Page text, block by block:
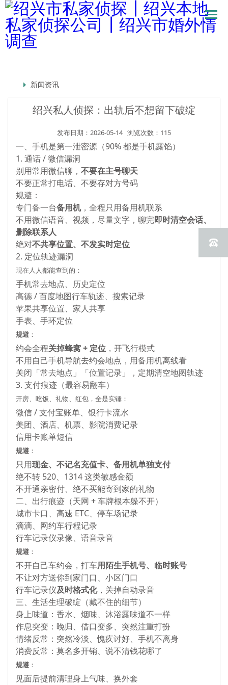
新闻资讯
绍兴私人侦探：出轨后不想留下破绽
发布日期：2026-05-14 浏览次数：115
一、手机是第一泄密源（90% 都是手机露馅）
1. 通话 / 微信漏洞
别用常用微信聊， 不要在主号聊天
不要正常打电话、不要存对方号码
规避：
专门备一台备用机，全程只用备用机联系
不用微信语音、视频，尽量文字，聊完即时清空会话、
删除联系人
绝对不共享位置、不发实时定位
2. 定位轨迹漏洞
现在人人都能查到的：
手机常去地点、历史定位
高德 / 百度地图行车轨迹、搜索记录
苹果共享位置、家人共享
手表、手环定位
规避 ：
约会全程关掉蜂窝 + 定位 ，开飞行模式
不用自己手机导航去约会地点，用备用机离线看
关闭「常去地点」「位置记录」，定期清空地图轨迹
3. 支付痕迹（最容易翻车）
开房、吃饭、礼物、红包，全是实锤：
微信 / 支付宝账单、银行卡流水
美团、酒店、机票、影院消费记录
信用卡账单短信
规避 ：
只用现金、不记名充值卡、备用机单独支付
绝不转 520、1314 这类敏感金额
不开通亲密付、绝不买能寄到家的礼物
二、出行痕迹（天网 + 车牌根本躲不开）
城市卡口、高速 ETC、停车场记录
滴滴、网约车行程记录
行车记录仪录像、语音录音
规避 ：
不开自己车约会，打车用陌生手机号、临时账号
不让对方送你到家门口、小区门口
行车记录仪及时格式化，关掉自动录音
三、生活生理破绽（藏不住的细节）
身上味道：香水、烟味、沐浴露味道不一样
作息突变：晚归、借口变多、突然注重打扮
情绪反常：突然冷淡、愧疚讨好、手机不离身
消费反常：莫名多开销、说不清钱花哪了
规避 ：
见面后提前清理身上气味、换外套